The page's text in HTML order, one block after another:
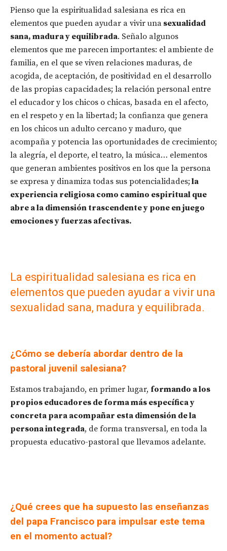
Pienso que la espiritualidad salesiana es rica en
elementos que pueden ayudar a vivir una sexualidad
sana, madura y equilibrada. Señalo algunos
elementos que me parecen importantes: el ambiente de
familia, en el que se viven relaciones maduras, de
acogida, de aceptación, de positividad en el desarrollo
de las propias capacidades; la relación personal entre
el educador y los chicos o chicas, basada en el afecto,
en el respeto y en la libertad; la confianza que genera
en los chicos un adulto cercano y maduro, que
acompaña y potencia las oportunidades de crecimiento;
la alegría, el deporte, el teatro, la música… elementos
que generan ambientes positivos en los que la persona
se expresa y dinamiza todas sus potencialidades;la
experiencia religiosa como camino espiritual que
abre a la dimensión trascendente y pone en juego
emociones y fuerzas afectivas.
La espiritualidad salesiana es rica en
elementos que pueden ayudar a vivir una
sexualidad sana, madura y equilibrada.
¿Cómo se debería abordar dentro de la
pastoral juvenil salesiana?
Estamos trabajando, en primer lugar, formando a los
propios educadores de forma más específica y
concreta para acompañar esta dimensión de la
persona integrada, de forma transversal, en toda la
propuesta educativo-pastoral que llevamos adelante.
¿Qué crees que ha supuesto las enseñanzas
del papa Francisco para impulsar este tema
en el momento actual?